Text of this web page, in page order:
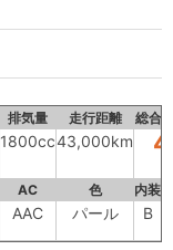
排気量 走行距離 総合
1800cc43,000km 4
AC 色 内装
AAC パール B